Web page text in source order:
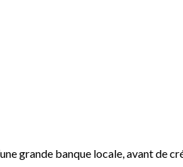
grande banque locale, avant de